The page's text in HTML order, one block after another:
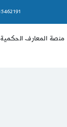
منصة المعارف الحكمية